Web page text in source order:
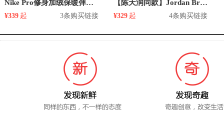
Nike Pro修身加绒保暖弹力紧身裤 659806
¥339 起 3条购买链接
【陈天润同款】Jordan Brand 大Logo 针织运动篮球短裤 CU2695
¥329 起 4条购买链接